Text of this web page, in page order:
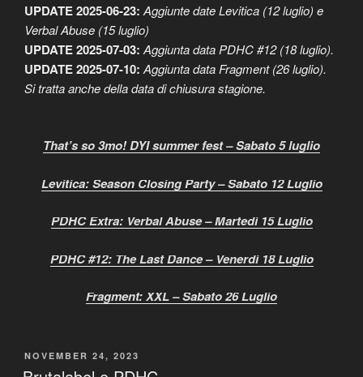
UPDATE 2025-06-23:Aggiunte date Levitica (12 luglio) e
Verbal Abuse (15 luglio)
UPDATE 2025-07-03:Aggiunta data PDHC #12 (18 luglio).
UPDATE 2025-07-10:Aggiunta data Fragment (26 luglio).
Si tratta anche della data di chiusura stagione.
That’s so 3mo! DYI summer fest – Sabato 5 luglio
Levitica: Season Closing Party – Sabato 12 Luglio
PDHC Extra: Verbal Abuse – Martedì 15 Luglio
PDHC #12: The Last Dance – Venerdì 18 Luglio
Fragment: XXL – Sabato 26 Luglio
POSTED
ON
NOVEMBER 24, 2023